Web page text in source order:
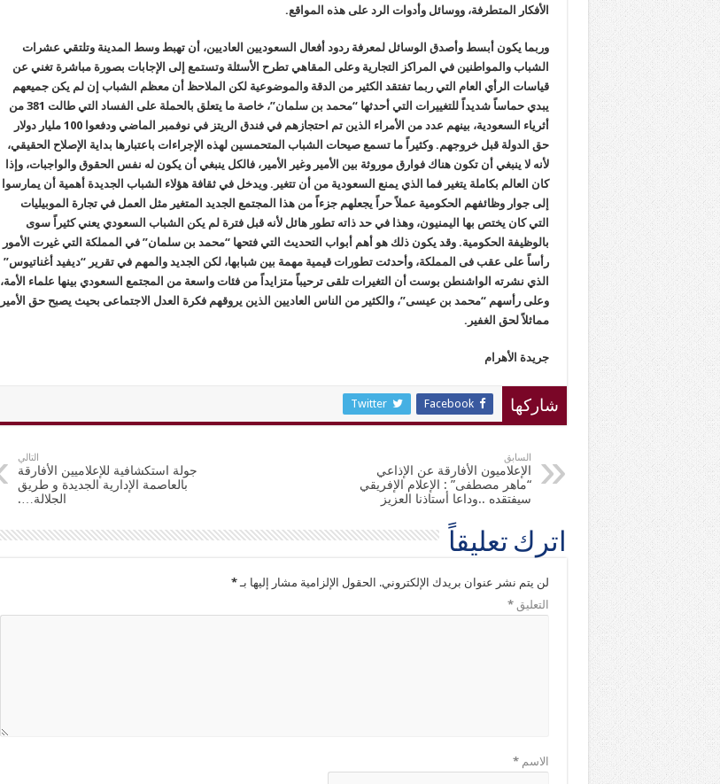
الأفكار المتطرفة، ووسائل وأدوات الرد على هذه المواقع.
وربما يكون أبسط وأصدق الوسائل لمعرفة ردود أفعال السعوديين العاديين، أن تهبط وسط المدينة وتلتقي عشرات
الشباب والمواطنين في المراكز التجارية وعلى المقاهي تطرح الأسئلة وتستمع إلى الإجابات بصورة مباشرة تغني عن
قياسات الرأي العام التي ربما تفتقد الكثير من الدقة والموضوعية لكن الملاحظ أن معظم الشباب إن لم يكن جميعهم
يبدي حماساً شديداً للتغييرات التي أحدثها “محمد بن سلمان”، خاصة ما يتعلق بالحملة على الفساد التي طالت 381 من
أثرياء السعودية، بينهم عدد من الأمراء الذين تم احتجازهم في فندق الريتز في نوفمبر الماضي ودفعوا 100 مليار دولار
حق الدولة قبل خروجهم. وكثيراً ما تسمع صيحات الشباب المتحمسين لهذه الإجراءات باعتبارها بداية الإصلاح الحقيقي،
لأنه لا ينبغي أن تكون هناك فوارق موروثة بين الأمير وغير الأمير، فالكل ينبغي أن يكون له نفس الحقوق والواجبات، وإذا
كان العالم بكاملة يتغير فما الذي يمنع السعودية من أن تتغير. ويدخل في ثقافة هؤلاء الشباب الجديدة أهمية أن يمارسوا
إلى جوار وظائفهم الحكومية عملاً حراً يجعلهم جزءاً من هذا المجتمع الجديد المتغير مثل العمل في تجارة الموبيليات
التي كان يختص بها اليمنيون، وهذا في حد ذاته تطور هائل لأنه قبل فترة لم يكن الشباب السعودي يعني كثيراً سوى
بالوظيفة الحكومية. وقد يكون ذلك هو أهم أبواب التحديث التي فتحها “محمد بن سلمان” في المملكة التي غيرت الأمور
رأساً على عقب فى المملكة، وأحدثت تطورات قيمية مهمة بين شبابها، لكن الجديد والمهم في تقرير “ديفيد أغناتيوس”
الذي نشرته الواشنطن بوست أن التغيرات تلقى ترحيباً متزايداً من فئات واسعة من المجتمع السعودي بينها علماء الأمة،
وعلى رأسهم “محمد بن عيسى”، والكثير من الناس العاديين الذين يروقهم فكرة العدل الاجتماعى بحيث يصبح حق الأمير
مماثلاً لحق الغفير.
جريدة الأهرام
شاركها Facebook
Twitter
السابق
الإعلاميون الأفارقة عن الإذاعي
“ماهر مصطفى” : الإعلام الإفريقي
سيفتقده ..وداعا أستاذنا العزيز
التالي
جولة استكشافية للإعلاميين الأفارقة
بالعاصمة الإدارية الجديدة و طريق
الجلالة….
اترك تعليقاً
لن يتم نشر عنوان بريدك الإلكتروني. الحقول الإلزامية مشار إليها بـ*
التعليق*
الاسم*